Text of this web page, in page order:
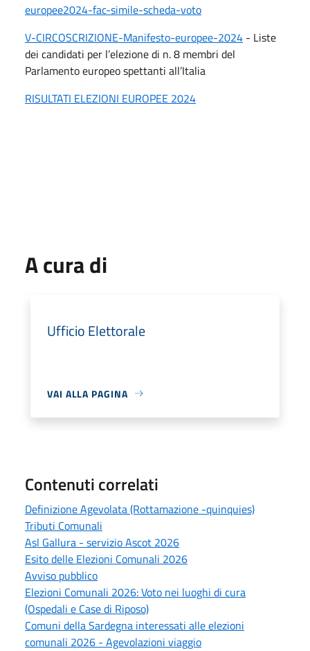
europee2024-fac-simile-scheda-voto
V-CIRCOSCRIZIONE-Manifesto-europee-2024 - Liste
dei candidati per l’elezione di n. 8 membri del
Parlamento europeo spettanti all’Italia
RISULTATI ELEZIONI EUROPEE 2024
A cura di
Ufficio Elettorale
VAI ALLA PAGINA
Contenuti correlati
Definizione Agevolata (Rottamazione -quinquies)
Tributi Comunali
Asl Gallura - servizio Ascot 2026
Esito delle Elezioni Comunali 2026
Avviso pubblico
Elezioni Comunali 2026: Voto nei luoghi di cura
(Ospedali e Case di Riposo)
Comuni della Sardegna interessati alle elezioni
comunali 2026 - Agevolazioni viaggio